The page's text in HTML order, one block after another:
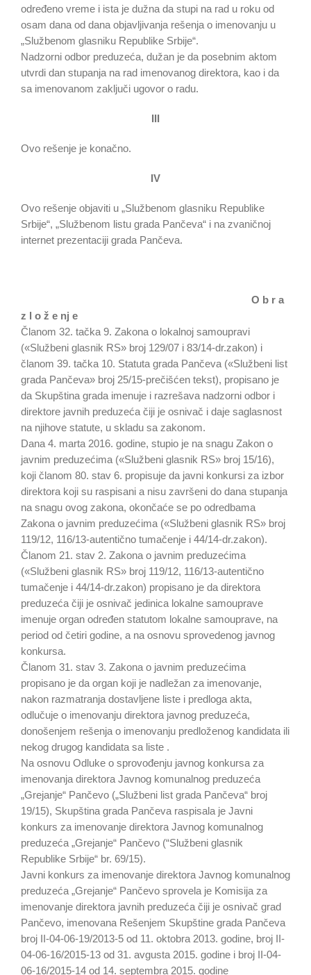
određeno vreme i ista je dužna da stupi na rad u roku od
osam dana od dana objavljivanja rešenja o imenovanju u
„Službenom glasniku Republike Srbije“.
Nadzorni odbor preduzeća, dužan je da posebnim aktom
utvrdi dan stupanja na rad imenovanog direktora, kao i da
sa imenovanom zaključi ugovor o radu.
III
Ovo rešenje je konačno.
IV
Ovo rešenje objaviti u „Službenom glasniku Republike
Srbije“, „Službenom listu grada Pančeva“ i na zvaničnoj
internet prezentaciji grada Pančeva.
O b r a
z l o ž e nj e
Članom 32. tačka 9. Zakona o lokalnoj samoupravi
(«Službeni glasnik RS» broj 129/07 i 83/14-dr.zakon) i
članom 39. tačka 10. Statuta grada Pančeva («Službeni list
grada Pančeva» broj 25/15-prečišćen tekst), propisano je
da Skupština grada imenuje i razrešava nadzorni odbor i
direktore javnih preduzeća čiji je osnivač i daje saglasnost
na njihove statute, u skladu sa zakonom.
Dana 4. marta 2016. godine, stupio je na snagu Zakon o
javnim preduzećima («Službeni glasnik RS» broj 15/16),
koji članom 80. stav 6. propisuje da javni konkursi za izbor
direktora koji su raspisani a nisu završeni do dana stupanja
na snagu ovog zakona, okončaće se po odredbama
Zakona o javnim preduzećima («Službeni glasnik RS» broj
119/12, 116/13-autentično tumačenje i 44/14-dr.zakon).
Članom 21. stav 2. Zakona o javnim preduzećima
(«Službeni glasnik RS» broj 119/12, 116/13-autentično
tumačenje i 44/14-dr.zakon) propisano je da direktora
preduzeća čiji je osnivač jedinica lokalne samouprave
imenuje organ određen statutom lokalne samouprave, na
period od četiri godine, a na osnovu sprovedenog javnog
konkursa.
Članom 31. stav 3. Zakona o javnim preduzećima
propisano je da organ koji je nadležan za imenovanje,
nakon razmatranja dostavljene liste i predloga akta,
odlučuje o imenovanju direktora javnog preduzeća,
donošenjem rešenja o imenovanju predloženog kandidata ili
nekog drugog kandidata sa liste .
Na osnovu Odluke o sprovođenju javnog konkursa za
imenovanja direktora Javnog komunalnog preduzeća
„Grejanje“ Pančevo („Službeni list grada Pančeva“ broj
19/15), Skupština grada Pančeva raspisala je Javni
konkurs za imenovanje direktora Javnog komunalnog
preduzeća „Grejanje“ Pančevo (“Službeni glasnik
Republike Srbije“ br. 69/15).
Javni konkurs za imenovanje direktora Javnog komunalnog
preduzeća „Grejanje“ Pančevo sprovela je Komisija za
imenovanje direktora javnih preduzeća čiji je osnivač grad
Pančevo, imenovana Rešenjem Skupštine grada Pančeva
broj II-04-06-19/2013-5 od 11. oktobra 2013. godine, broj II-
04-06-16/2015-13 od 31. avgusta 2015. godine i broj II-04-
06-16/2015-14 od 14. septembra 2015. godine